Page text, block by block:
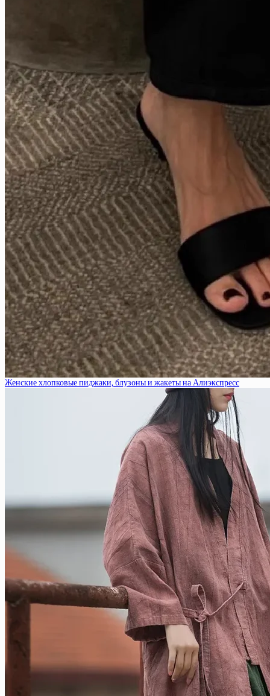
Женские хлопковые пиджаки, блузоны и жакеты на Алиэкспресс